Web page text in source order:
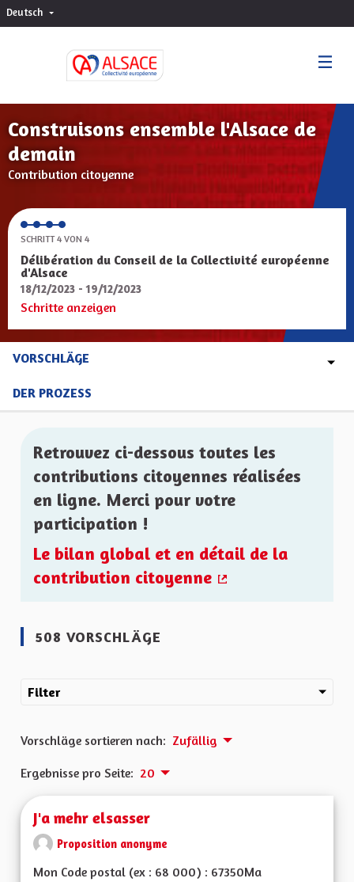
Deutsch Choisir la langue
Construisons ensemble l'Alsace de
demain
Contribution citoyenne
SCHRITT 4 VON 4
Délibération du Conseil de la Collectivité européenne
d'Alsace
18/12/2023 - 19/12/2023
Schritte anzeigen
VORSCHLÄGE
DER PROZESS
Retrouvez ci-dessous toutes les
contributions citoyennes réalisées
en ligne. Merci pour votre
participation !
Le bilan global et en détail de la
contribution citoyenne
508 VORSCHLÄGE
Filter
Vorschläge sortieren nach: Zufällig
Ergebnisse pro Seite: 20
J'a mehr elsasser
Proposition anonyme
Mon Code postal (ex : 68 000) : 67350Ma